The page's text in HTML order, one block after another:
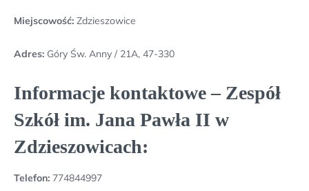
Miejscowość: Zdzieszowice
Adres: Góry Św. Anny / 21A, 47-330
Informacje kontaktowe – Zespół
Szkół im. Jana Pawła II w
Zdzieszowicach:
Telefon: 774844997